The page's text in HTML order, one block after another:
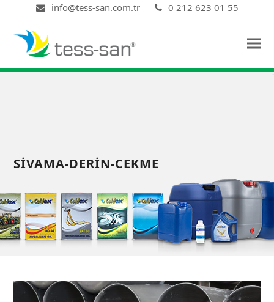
info@tess-san.com.tr 0 212 623 01 55
SIVAMA-DERIN-CEKME